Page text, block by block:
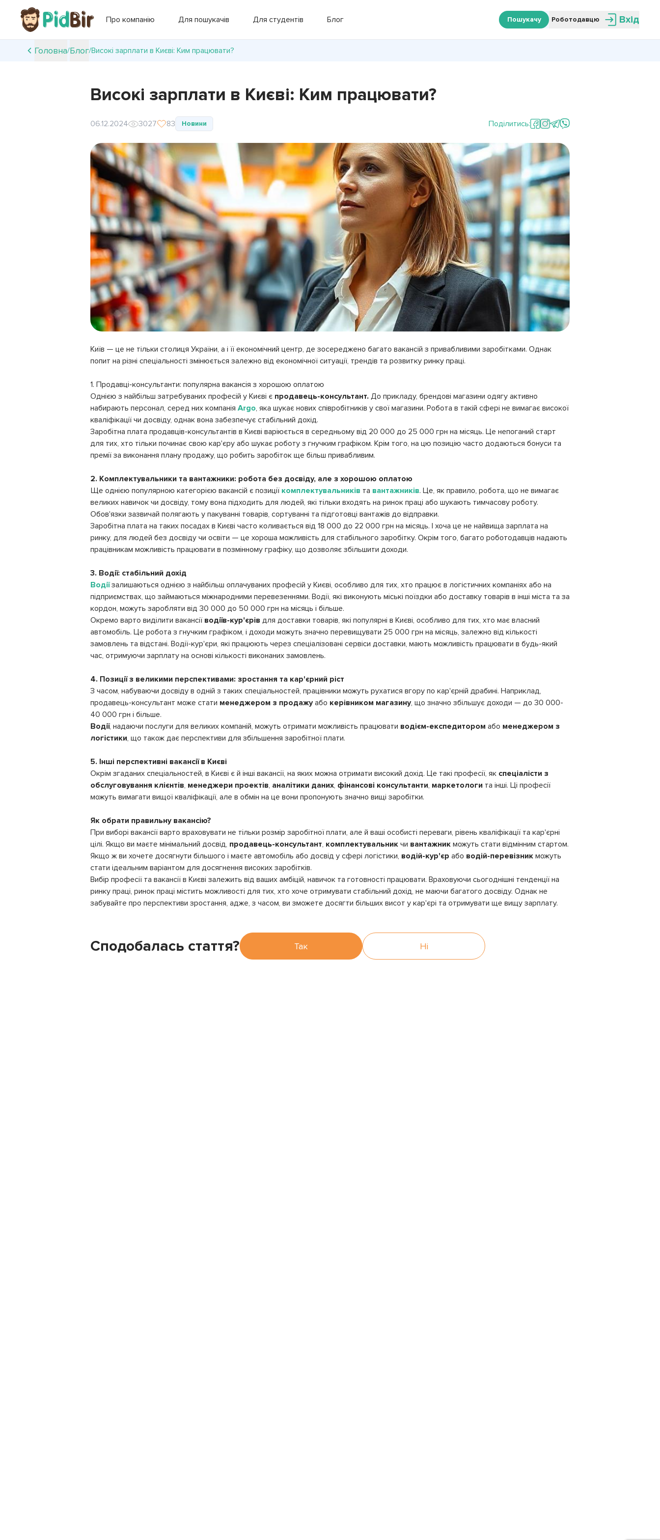
Про компанію Для пошукачів Для студентів Блог Пошукачу Роботодавцю Вхід
Головна/Блог/Високі зарплати в Києві: Ким працювати?
Високі зарплати в Києві: Ким працювати?
06.12.2024 3027 83 Новини Поділитись:
Київ — це не тільки столиця України, а і її економічний центр, де зосереджено багато вакансій з привабливими заробітками. Однак
попит на різні спеціальності змінюється залежно від економічної ситуації, трендів та розвитку ринку праці.
1. Продавці-консультанти: популярна вакансія з хорошою оплатою
Однією з найбільш затребуваних професій у Києві є продавець-консультант. До прикладу, брендові магазини одягу активно
набирають персонал, серед них компанія Argo, яка шукає нових співробітників у свої магазини. Робота в такій сфері не вимагає високої
кваліфікації чи досвіду, однак вона забезпечує стабільний дохід.
Заробітна плата продавців-консультантів в Києві варіюється в середньому від 20 000 до 25 000 грн на місяць. Це непоганий старт
для тих, хто тільки починає свою кар'єру або шукає роботу з гнучким графіком. Крім того, на цю позицію часто додаються бонуси та
премії за виконання плану продажу, що робить заробіток ще більш привабливим.
2. Комплектувальники та вантажники: робота без досвіду, але з хорошою оплатою
Ще однією популярною категорією вакансій є позиції комплектувальників та вантажників. Це, як правило, робота, що не вимагає
великих навичок чи досвіду, тому вона підходить для людей, які тільки входять на ринок праці або шукають тимчасову роботу.
Обов'язки зазвичай полягають у пакуванні товарів, сортуванні та підготовці вантажів до відправки.
Заробітна плата на таких посадах в Києві часто коливається від 18 000 до 22 000 грн на місяць. І хоча це не найвища зарплата на
ринку, для людей без досвіду чи освіти — це хороша можливість для стабільного заробітку. Окрім того, багато роботодавців надають
працівникам можливість працювати в позмінному графіку, що дозволяє збільшити доходи.
3. Водії: стабільний дохід
Водіїзалишаються однією з найбільш оплачуваних професій у Києві, особливо для тих, хто працює в логістичних компаніях або на
підприємствах, що займаються міжнародними перевезеннями. Водії, які виконують міські поїздки або доставку товарів в інші міста та за
кордон, можуть заробляти від 30 000 до 50 000 грн на місяць і більше.
Окремо варто виділити вакансії водіїв-кур'єрів для доставки товарів, які популярні в Києві, особливо для тих, хто має власний
автомобіль. Це робота з гнучким графіком, і доходи можуть значно перевищувати 25 000 грн на місяць, залежно від кількості
замовлень та відстані. Водії-кур'єри, які працюють через спеціалізовані сервіси доставки, мають можливість працювати в будь-який
час, отримуючи зарплату на основі кількості виконаних замовлень.
4. Позиції з великими перспективами: зростання та кар'єрний ріст
З часом, набуваючи досвіду в одній з таких спеціальностей, працівники можуть рухатися вгору по кар'єрній драбині. Наприклад,
продавець-консультант може стати менеджером з продажуабо керівником магазину, що значно збільшує доходи — до 30 000-
40 000 грн і більше.
Водії, надаючи послуги для великих компаній, можуть отримати можливість працювати водієм-експедитором або менеджером з
логістики, що також дає перспективи для збільшення заробітної плати.
5. Інші перспективні вакансії в Києві
Окрім згаданих спеціальностей, в Києві є й інші вакансії, на яких можна отримати високий дохід. Це такі професії, як спеціалісти з
обслуговування клієнтів, менеджери проектів, аналітики даних, фінансові консультанти, маркетологи та інші. Ці професії
можуть вимагати вищої кваліфікації, але в обмін на це вони пропонують значно вищі заробітки.
Як обрати правильну вакансію?
При виборі вакансії варто враховувати не тільки розмір заробітної плати, але й ваші особисті переваги, рівень кваліфікації та кар'єрні
цілі. Якщо ви маєте мінімальний досвід, продавець-консультант, комплектувальник чи вантажник можуть стати відмінним стартом.
Якщо ж ви хочете досягнути більшого і маєте автомобіль або досвід у сфері логістики, водій-кур'єр або водій-перевізник можуть
стати ідеальним варіантом для досягнення високих заробітків.
Вибір професії та вакансії в Києві залежить від ваших амбіцій, навичок та готовності працювати. Враховуючи сьогоднішні тенденції на
ринку праці, ринок праці містить можливості для тих, хто хоче отримувати стабільний дохід, не маючи багатого досвіду. Однак не
забувайте про перспективи зростання, адже, з часом, ви зможете досягти більших висот у кар'єрі та отримувати ще вищу зарплату.
Сподобалась стаття? Так Ні